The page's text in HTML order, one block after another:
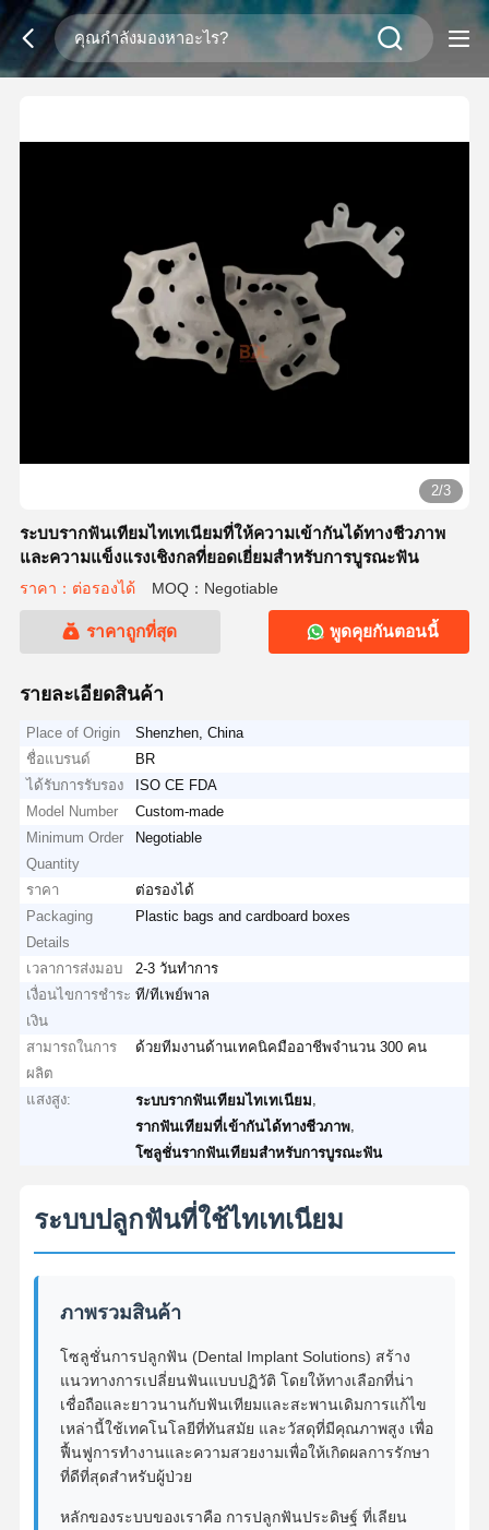
2/3
ระบบรากฟันเทียมไทเทเนียมที่ให้ความเข้ากันได้ทางชีวภาพ
และความแข็งแรงเชิงกลที่ยอดเยี่ยมสำหรับการบูรณะฟัน
ราคา：ต่อรองได้ MOQ：Negotiable
ราคาถูกที่สุด พูดคุยกันตอนนี้
รายละเอียดสินค้า
Place of Origin
Shenzhen, China
ชื่อแบรนด์
BR
ได้รับการรับรอง
ISO CE FDA
Model Number
Custom-made
Minimum Order
Quantity
Negotiable
ราคา
ต่อรองได้
Packaging
Details
Plastic bags and cardboard boxes
เวลาการส่งมอบ
2-3 วันทำการ
เงื่อนไขการชำระ
เงิน
ที/ทีเพย์พาล
สามารถในการ
ผลิต
ด้วยทีมงานด้านเทคนิคมืออาชีพจำนวน 300 คน
แสงสูง: ระบบรากฟันเทียมไทเทเนียม
รากฟันเทียมที่เข้ากันได้ทางชีวภาพ
โซลูชั่นรากฟันเทียมสำหรับการบูรณะฟัน
ระบบปลูกฟันที่ใช้ไทเทเนียม
ภาพรวมสินค้า
โซลูชั่นการปลูกฟัน (Dental Implant Solutions) สร้าง
แนวทางการเปลี่ยนฟันแบบปฏิวัติ โดยให้ทางเลือกที่น่า
เชื่อถือและยาวนานกับฟันเทียมและสะพานเดิมการแก้ไข
เหล่านี้ใช้เทคโนโลยีที่ทันสมัย และวัสดุที่มีคุณภาพสูง เพื่อ
ฟื้นฟูการทํางานและความสวยงามเพื่อให้เกิดผลการรักษา
ที่ดีที่สุดสําหรับผู้ป่วย
หลักของระบบของเราคือ การปลูกฟันประดิษฐ์ ที่เลียน